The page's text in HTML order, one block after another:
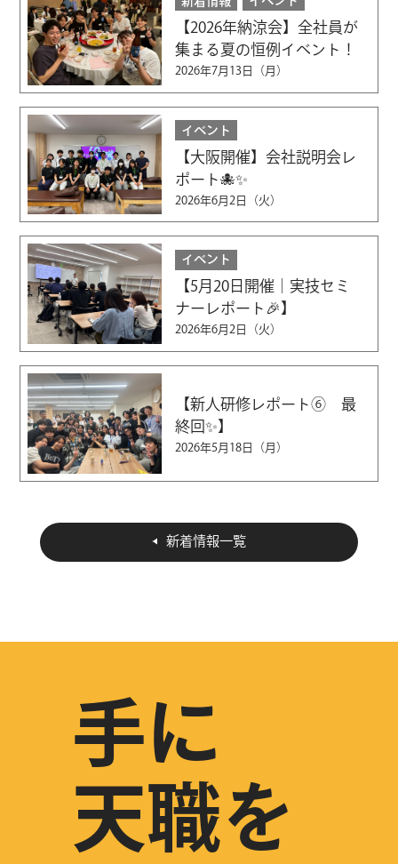
【2026年納涼会】全社員が
集まる夏の恒例イベント！
2026年7月13日（月）
イベント
【大阪開催】会社説明会レ
ポート🐙✨
2026年6月2日（火）
イベント
【5月20日開催｜実技セミ
ナーレポート🎉】
2026年6月2日（火）
【新人研修レポート⑥ 最
終回✨】
2026年5月18日（月）
新着情報一覧
手に
天職を